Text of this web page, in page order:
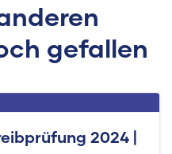
gefallen
2024 |